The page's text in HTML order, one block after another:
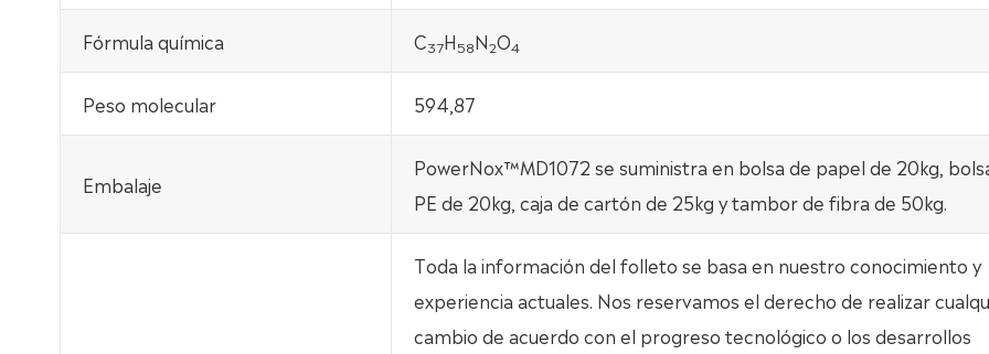
Fórmula química C37H58N2O4
Peso molecular 594,87
Embalaje
PowerNox™MD1072 se suministra en bolsa de papel de 20kg,
PE de 20kg, caja de cartón de 25kg y tambor de fibra de 50kg.
Toda la información del folleto se basa en nuestro conocimiento y
experiencia actuales. Nos reservamos el derecho de realizar
cambio de acuerdo con el progreso tecnológico o los desarrollos